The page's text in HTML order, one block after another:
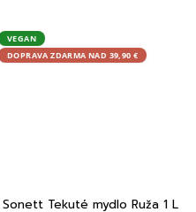
VEGAN
DOPRAVA ZDARMA NAD 39,90 €
Sonett Tekuté mydlo Ruža 1 L